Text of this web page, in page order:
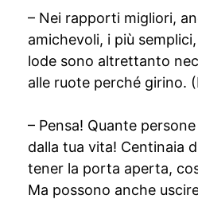
– Nei rapporti migliori,
amichevoli, i più semplici,
lode sono altrettanto
alle ruote perché girino.
– Pensa! Quante
dalla tua vita! Centinaia
tener la porta aperta,
Ma possono anche